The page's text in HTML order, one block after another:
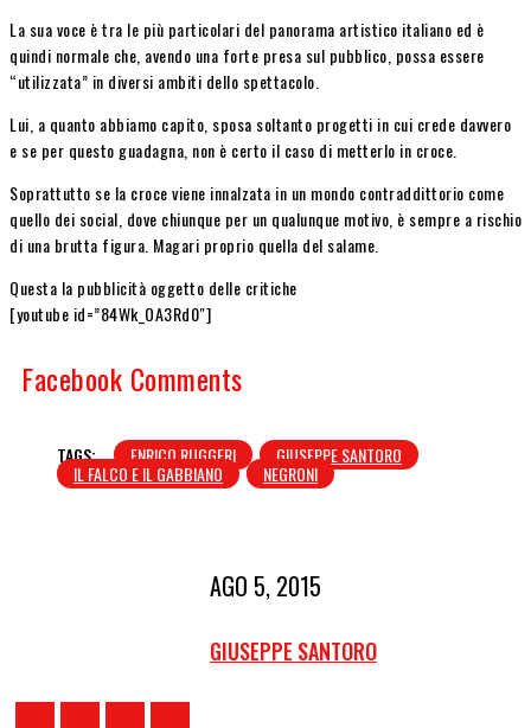
La sua voce è tra le più particolari del panorama artistico italiano ed è
quindi normale che, avendo una forte presa sul pubblico, possa essere
“utilizzata” in diversi ambiti dello spettacolo.
Lui, a quanto abbiamo capito, sposa soltanto progetti in cui crede davvero
e se per questo guadagna, non è certo il caso di metterlo in croce.
Soprattutto se la croce viene innalzata in un mondo contraddittorio come
quello dei social, dove chiunque per un qualunque motivo, è sempre a rischio
di una brutta figura. Magari proprio quella del salame.
Questa la pubblicità oggetto delle critiche
[youtube id=”84Wk_OA3Rd0″]
Facebook Comments
TAGS: ENRICO RUGGERI GIUSEPPE SANTORO
IL FALCO E IL GABBIANO NEGRONI
AGO 5, 2015
GIUSEPPE SANTORO